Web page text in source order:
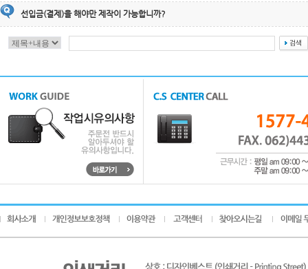
선입금(결제)을 해야만 제작이 가능합니까?